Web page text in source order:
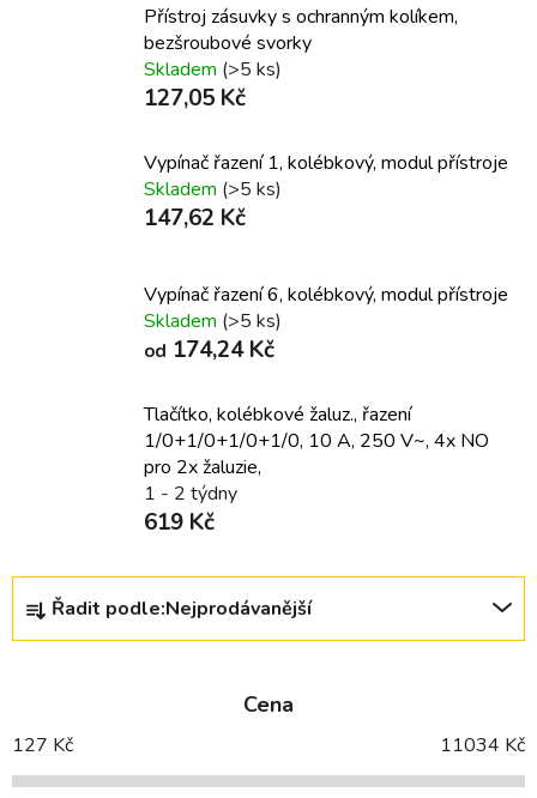
Přístroj zásuvky s ochranným kolíkem,
bezšroubové svorky
Skladem (>5 ks)
127,05 Kč
Vypínač řazení 1, kolébkový, modul přístroje
Skladem (>5 ks)
147,62 Kč
Vypínač řazení 6, kolébkový, modul přístroje
Skladem (>5 ks)
od 174,24 Kč
Tlačítko, kolébkové žaluz., řazení
1/0+1/0+1/0+1/0, 10 A, 250 V~, 4x NO
pro 2x žaluzie,
1 - 2 týdny
619 Kč
Ř
z
í
p
Řadit podle:Nejprodávanější
Cena
127 Kč 11034 Kč